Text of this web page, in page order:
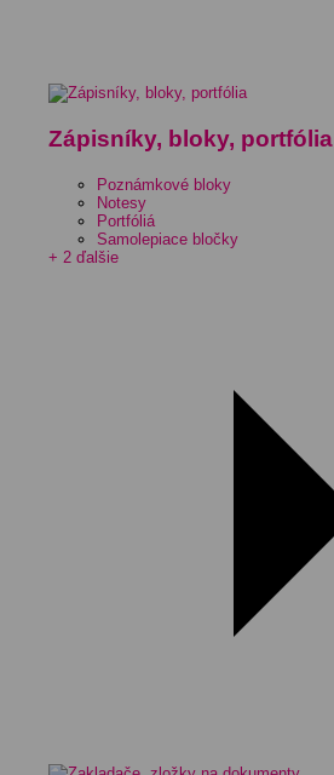
Zápisníky, bloky, portfólia
Poznámkové bloky
Notesy
Portfóliá
Samolepiace bločky
+ 2 ďalšie